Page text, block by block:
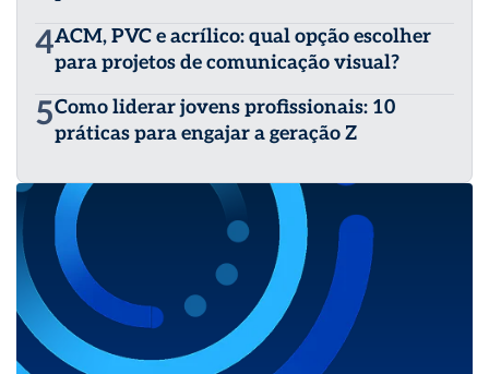
4ACM, PVC e acrílico: qual opção escolher
para projetos de comunicação visual?
5Como liderar jovens profissionais: 10
práticas para engajar a geração Z